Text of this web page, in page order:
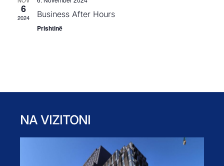
6
2024 Business After Hours
Prishtinë
NA VIZITONI